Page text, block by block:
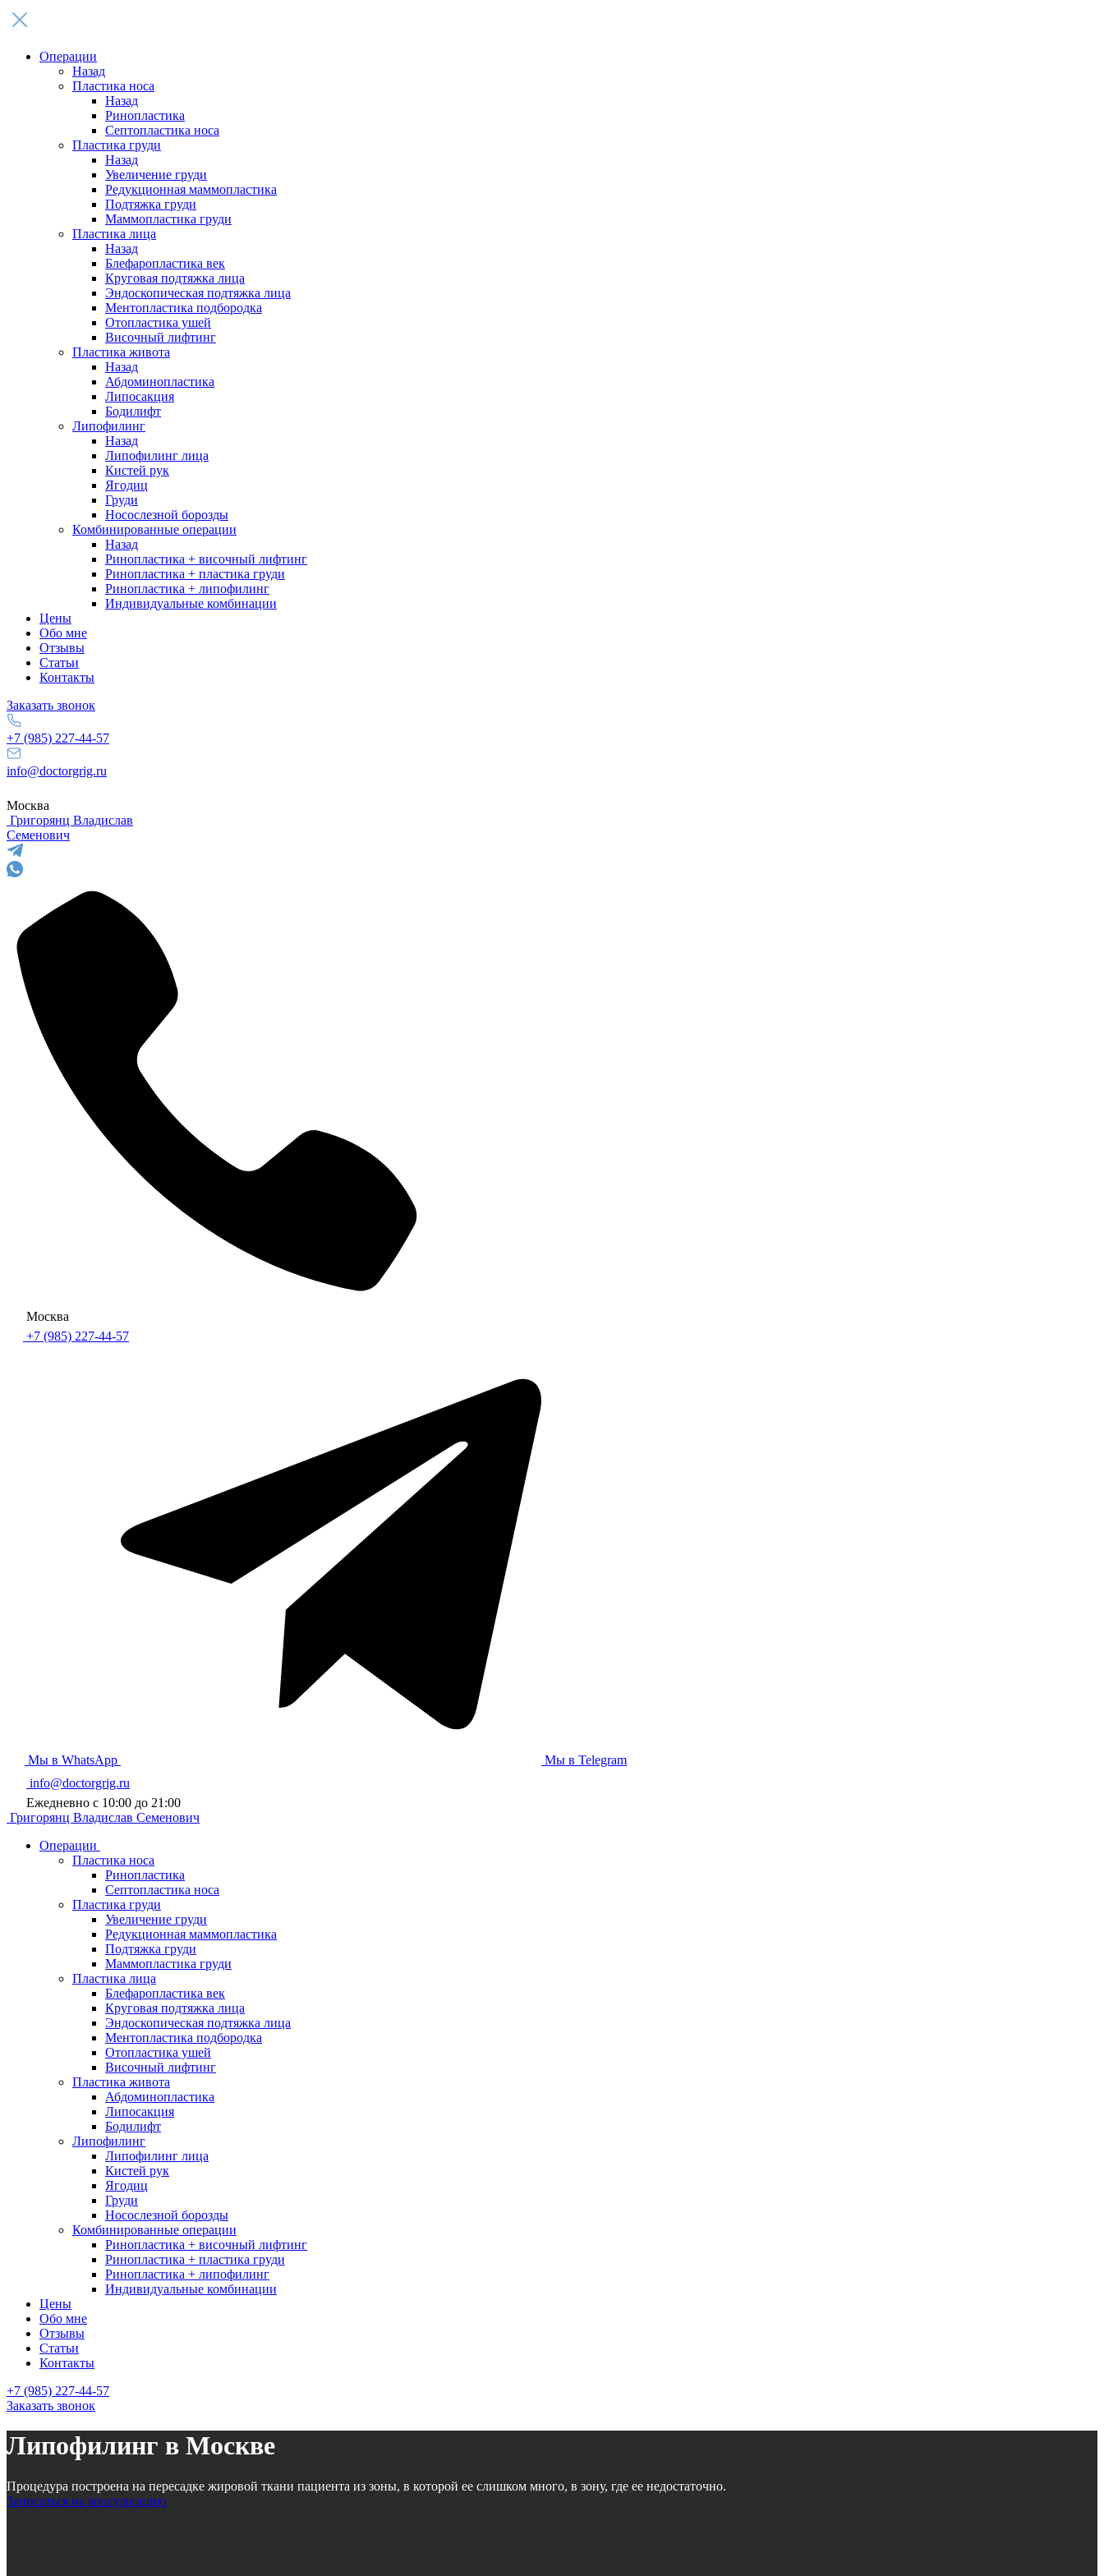
Операции
Назад
Пластика носа
Назад
Ринопластика
Септопластика носа
Пластика груди
Назад
Увеличение груди
Редукционная маммопластика
Подтяжка груди
Маммопластика груди
Пластика лица
Назад
Блефаропластика век
Круговая подтяжка лица
Эндоскопическая подтяжка лица
Ментопластика подбородка
Отопластика ушей
Височный лифтинг
Пластика живота
Назад
Абдоминопластика
Липосакция
Бодилифт
Липофилинг
Назад
Липофилинг лица
Кистей рук
Ягодиц
Груди
Носослезной борозды
Комбинированные операции
Назад
Ринопластика + височный лифтинг
Ринопластика + пластика груди
Ринопластика + липофилинг
Индивидуальные комбинации
Цены
Обо мне
Отзывы
Статьи
Контакты
Заказать звонок
+7 (985) 227-44-57
info@doctorgrig.ru
Москва
Григорянц Владислав
Семенович
Москва
+7 (985) 227-44-57
Мы в WhatsApp
Мы в Telegram
info@doctorgrig.ru
Ежедневно с 10:00 до 21:00
Григорянц Владислав Семенович
Операции
Пластика носа
Ринопластика
Септопластика носа
Пластика груди
Увеличение груди
Редукционная маммопластика
Подтяжка груди
Маммопластика груди
Пластика лица
Блефаропластика век
Круговая подтяжка лица
Эндоскопическая подтяжка лица
Ментопластика подбородка
Отопластика ушей
Височный лифтинг
Пластика живота
Абдоминопластика
Липосакция
Бодилифт
Липофилинг
Липофилинг лица
Кистей рук
Ягодиц
Груди
Носослезной борозды
Комбинированные операции
Ринопластика + височный лифтинг
Ринопластика + пластика груди
Ринопластика + липофилинг
Индивидуальные комбинации
Цены
Обо мне
Отзывы
Статьи
Контакты
+7 (985) 227-44-57
Заказать звонок
Липофилинг в Москве
Процедура построена на пересадке жировой ткани пациента из зоны, в которой ее слишком много, в зону, где ее недостаточно.
Записаться на консультацию